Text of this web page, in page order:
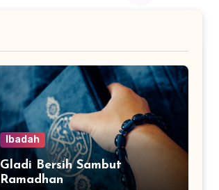
Ibadah
Gladi Bersih Sambut
Ramadhan